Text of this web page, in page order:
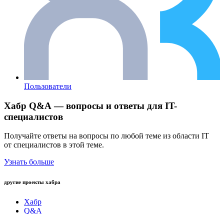
Пользователи
Хабр Q&A — вопросы и ответы для IT-
специалистов
Получайте ответы на вопросы по любой теме из области IT
от специалистов в этой теме.
Узнать больше
другие проекты хабра
Хабр
Q&A